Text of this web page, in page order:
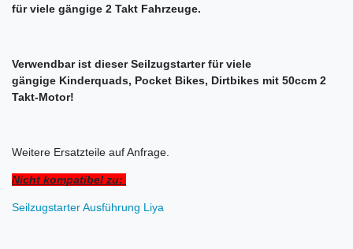
für viele gängige 2 Takt Fahrzeuge.
Verwendbar ist dieser Seilzugstarter für viele
gängige Kinderquads, Pocket Bikes, Dirtbikes mit 50ccm 2
Takt-Motor!
Weitere Ersatzteile auf Anfrage.
Nicht kompatibel zu:
Seilzugstarter Ausführung Liya